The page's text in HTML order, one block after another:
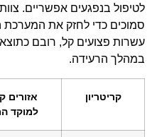
לטיפול בנפגעים אפשריים.
סמוכים כדי לחזק את המערכת
עשרות פצועים קל, רובם
במהלך הרעידה.
קריטריון
אזורים
למוקד